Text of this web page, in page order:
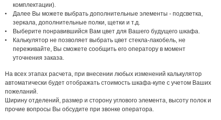
комплектации).
Далее Вы можете выбрать дополнительные элементы - подсветка,
зеркала, дополнительные полки, щетки и т.д.
Выберите понравившийся Вам цвет для Вашего будущего шкафа.
Калькулятор не позволяет выбрать цвет стекла-лакобель, не
переживайте, Вы сможете сообщить его оператору в момент
уточнения заказа.
На всех этапах расчета, при внесении любых изменений калькулятор
автоматически будет отображать стоимость шкафа-купе с учетом Ваших
пожеланий.
Ширину отделений, размер и сторону углового элемента, высоту полок и
прочие вопросы Вы обсудите при звонке оператора.